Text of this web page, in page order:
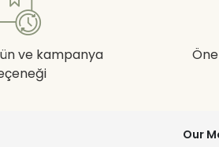
ve kampanya
Our